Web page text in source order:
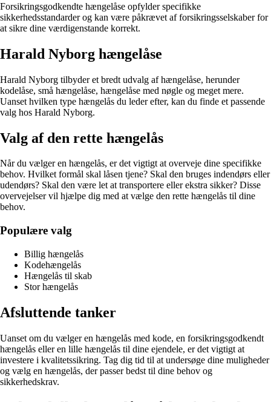
Forsikringsgodkendte hængelåse opfylder specifikke
sikkerhedsstandarder og kan være påkrævet af forsikringsselskaber for
at sikre dine værdigenstande korrekt.
Harald Nyborg hængelåse
Harald Nyborg tilbyder et bredt udvalg af hængelåse, herunder
kodelåse, små hængelåse, hængelåse med nøgle og meget mere.
Uanset hvilken type hængelås du leder efter, kan du finde et passende
valg hos Harald Nyborg.
Valg af den rette hængelås
Når du vælger en hængelås, er det vigtigt at overveje dine specifikke
behov. Hvilket formål skal låsen tjene? Skal den bruges indendørs eller
udendørs? Skal den være let at transportere eller ekstra sikker? Disse
overvejelser vil hjælpe dig med at vælge den rette hængelås til dine
behov.
Populære valg
Billig hængelås
Kodehængelås
Hængelås til skab
Stor hængelås
Afsluttende tanker
Uanset om du vælger en hængelås med kode, en forsikringsgodkendt
hængelås eller en lille hængelås til dine ejendele, er det vigtigt at
investere i kvalitetssikring. Tag dig tid til at undersøge dine muligheder
og vælg en hængelås, der passer bedst til dine behov og
sikkerhedskrav.